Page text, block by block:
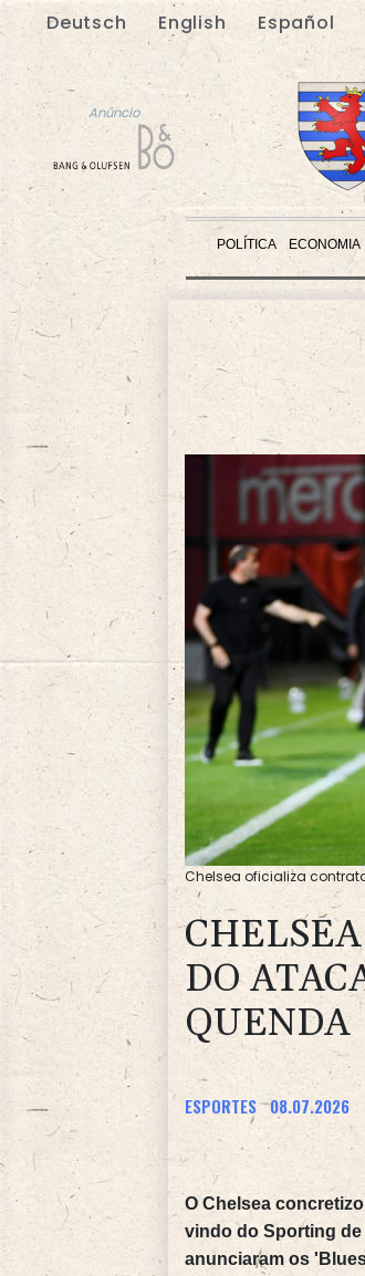
Deutsch English Español
Anúncio
POLÍTICA ECONOMIA
Chelsea oficializa
DO
QUENDA
ESPORTES 08.07.2026
O Chelsea
vindo do Sporting
anunciaram os